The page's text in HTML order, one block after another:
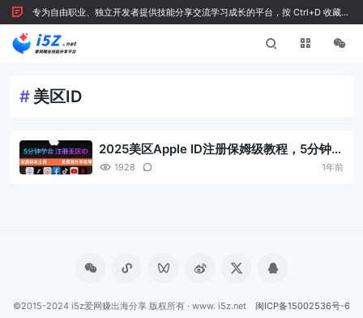
专为自由职业、独立开发者提供技能分享交流学习成长的平台，按 Ctrl+D 收藏我
们
# 美区ID
2025美区Apple ID注册保姆级教程，5分钟搞
定美区 Apple ID，支付下载付费应用！
1928 1年前
©2015-2024 i5z爱网赚出海分享 版权所有 · www. i5z.net 闽ICP备15002536号-6